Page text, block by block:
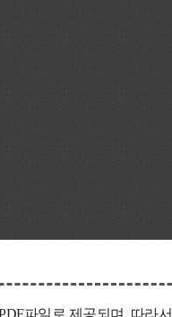
파일로 제공되며, 따라서